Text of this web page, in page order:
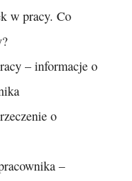
w pracy. Co
– informacje o
o
–